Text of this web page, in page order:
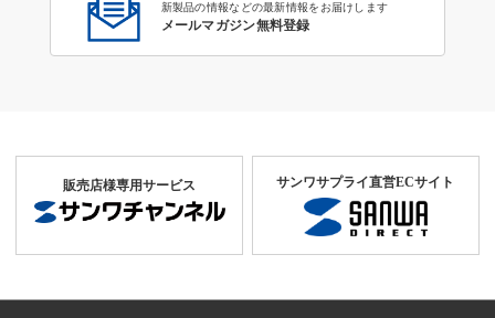
新製品の情報などの最新情報をお届けします
メールマガジン無料登録
販売店様専用サービス サンワサプライ直営ECサイト